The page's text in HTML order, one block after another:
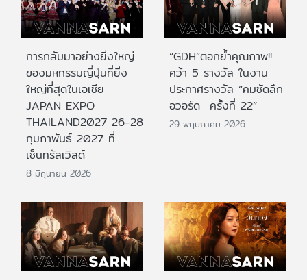
การกลับมาอย่างยิ่งใหญ่
ของมหกรรมญี่ปุ่นที่ยิ่ง
ใหญ่ที่สุดในเอเชีย
JAPAN EXPO
THAILAND2027 26-28
กุมภาพันธ์ 2027 ที่
เซ็นทรัลเวิลด์
8 มิถุนายน 2026
“GDH”ตอกย้ำคุณภาพ!!
คว้า 5 รางวัล ในงาน
ประกาศรางวัล “คมชัดลึก
อวอร์ด ครั้งที่ 22”
29 พฤษภาคม 2026